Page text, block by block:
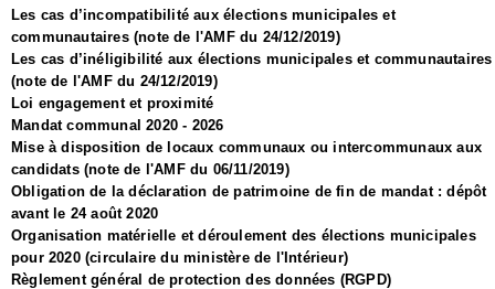
Les cas d’incompatibilité aux élections municipales et
communautaires (note de l'AMF du 24/12/2019)
Les cas d’inéligibilité aux élections municipales et communautaires
(note de l'AMF du 24/12/2019)
Loi engagement et proximité
Mandat communal 2020 - 2026
Mise à disposition de locaux communaux ou intercommunaux aux
candidats (note de l'AMF du 06/11/2019)
Obligation de la déclaration de patrimoine de fin de mandat : dépôt
avant le 24 août 2020
Organisation matérielle et déroulement des élections municipales
pour 2020 (circulaire du ministère de l'Intérieur)
Règlement général de protection des données (RGPD)